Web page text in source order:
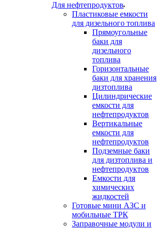
Для нефтепродуктов
Пластиковые емкости
для дизельного топлива
Прямоугольные
баки для
дизельного
топлива
Горизонтальные
баки для хранения
дизтоплива
Цилиндрические
емкости для
нефтепродуктов
Вертикальные
емкости для
нефтепродуктов
Подземные баки
для дизтоплива и
нефтепродуктов
Емкости для
химических
жидкостей
Готовые мини АЗС и
мобильные ТРК
Заправочные модули и